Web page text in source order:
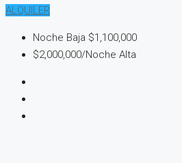
ALQUILER
Noche Baja $1,100,000
$2,000,000/Noche Alta